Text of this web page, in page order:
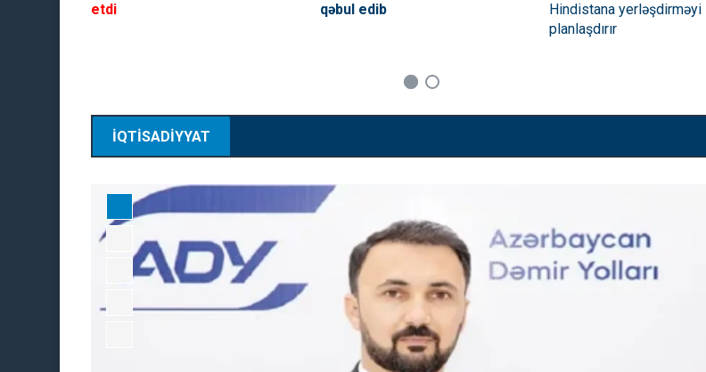
Arayik və digərlərinin apellyasiya məhkəməsində yekun qərar
etdi
qəbul edib
Hindistana yerləşdirməyi
planlaşdırır
İQTİSADİYYAT